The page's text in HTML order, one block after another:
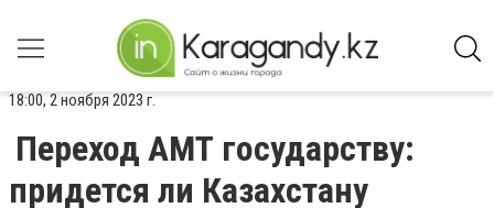
18:00, 2 ноября 2023 г.
Переход АМТ государству:
придется ли Казахстану